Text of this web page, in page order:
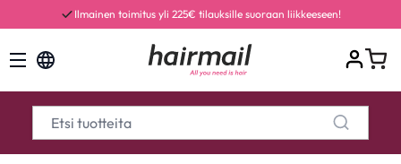
Ilmainen toimitus yli 225€ tilauksille suoraan liikkeeseen!